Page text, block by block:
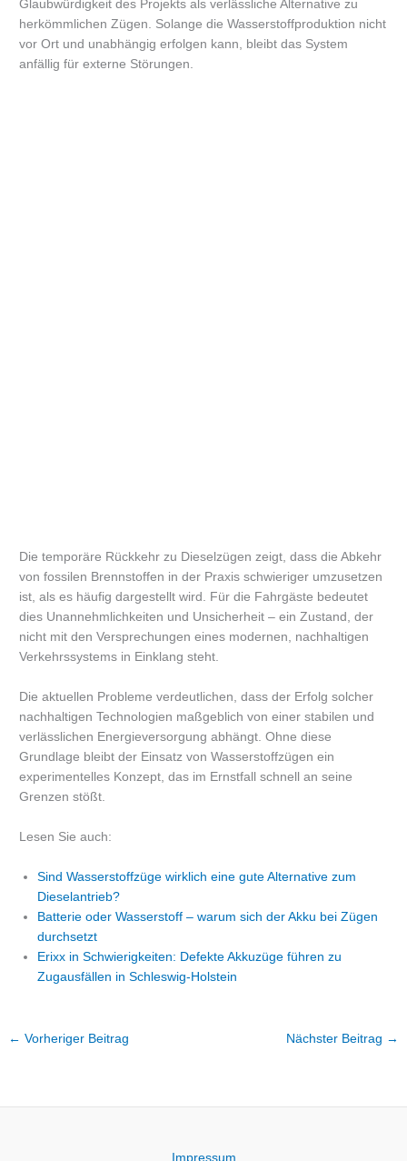
Glaubwürdigkeit des Projekts als verlässliche Alternative zu
herkömmlichen Zügen. Solange die Wasserstoffproduktion nicht
vor Ort und unabhängig erfolgen kann, bleibt das System
anfällig für externe Störungen.
Die temporäre Rückkehr zu Dieselzügen zeigt, dass die Abkehr
von fossilen Brennstoffen in der Praxis schwieriger umzusetzen
ist, als es häufig dargestellt wird. Für die Fahrgäste bedeutet
dies Unannehmlichkeiten und Unsicherheit – ein Zustand, der
nicht mit den Versprechungen eines modernen, nachhaltigen
Verkehrssystems in Einklang steht.
Die aktuellen Probleme verdeutlichen, dass der Erfolg solcher
nachhaltigen Technologien maßgeblich von einer stabilen und
verlässlichen Energieversorgung abhängt. Ohne diese
Grundlage bleibt der Einsatz von Wasserstoffzügen ein
experimentelles Konzept, das im Ernstfall schnell an seine
Grenzen stößt.
Lesen Sie auch:
Sind Wasserstoffzüge wirklich eine gute Alternative zum
Dieselantrieb?
Batterie oder Wasserstoff – warum sich der Akku bei Zügen
durchsetzt
Erixx in Schwierigkeiten: Defekte Akkuzüge führen zu
Zugausfällen in Schleswig-Holstein
← Vorheriger Beitrag Nächster Beitrag →
Impressum